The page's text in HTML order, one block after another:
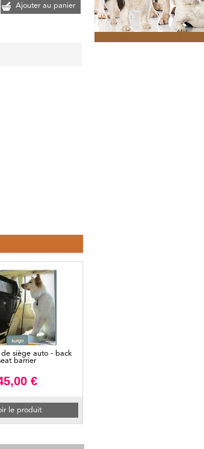
Ajouter au panier
siège auto - back
barrier
€
le produit